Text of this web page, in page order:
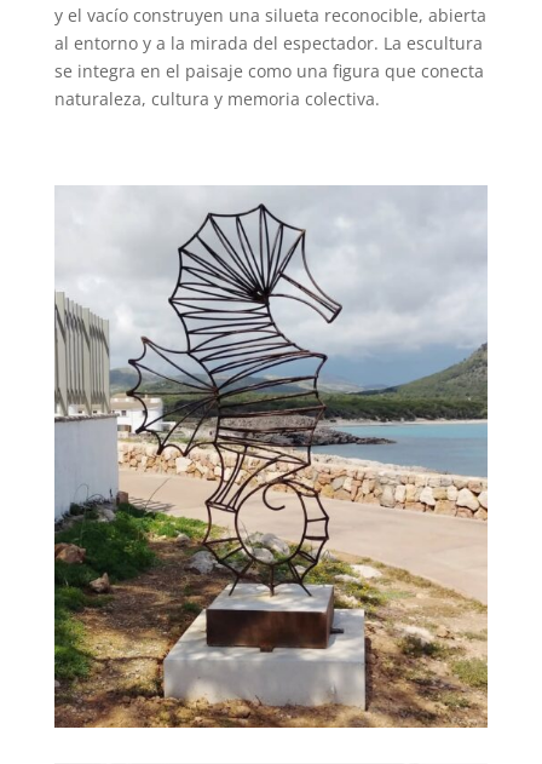
y el vacío construyen una silueta reconocible, abierta
al entorno y a la mirada del espectador. La escultura
se integra en el paisaje como una figura que conecta
naturaleza, cultura y memoria colectiva.